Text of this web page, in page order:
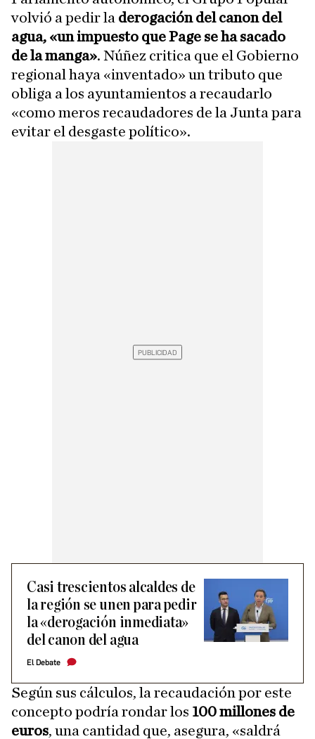
volvió a pedir la derogación del canon del
agua, «un impuesto que Page se ha sacado
de la manga». Núñez critica que el Gobierno
regional haya «inventado» un tributo que
obliga a los ayuntamientos a recaudarlo
«como meros recaudadores de la Junta para
evitar el desgaste político».
Casi trescientos alcaldes de
la región se unen para pedir
la «derogación inmediata»
del canon del agua
El Debate
Según sus cálculos, la recaudación por este
concepto podría rondar los 100 millones de
euros, una cantidad que, asegura, «saldrá